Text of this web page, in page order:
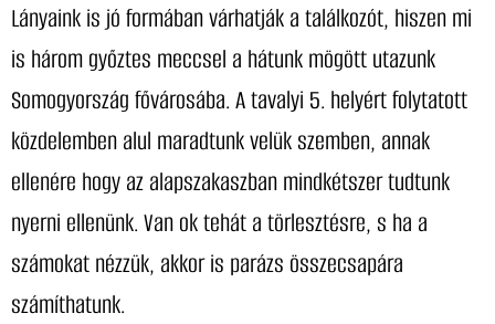
Lányaink is jó formában várhatják a találkozót, hiszen mi
is három győztes meccsel a hátunk mögött utazunk
Somogyország fővárosába. A tavalyi 5. helyért folytatott
közdelemben alul maradtunk velük szemben, annak
ellenére hogy az alapszakaszban mindkétszer tudtunk
nyerni ellenünk. Van ok tehát a törlesztésre, s ha a
számokat nézzük, akkor is parázs összecsapára
számíthatunk.